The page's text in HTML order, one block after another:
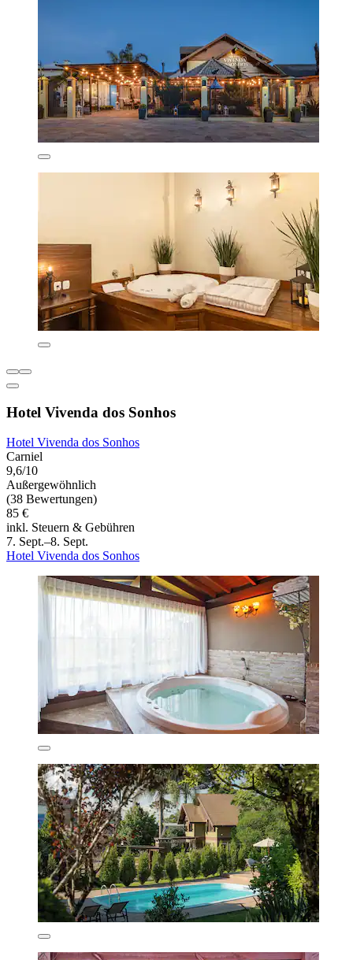
Hotel Vivenda dos Sonhos
Hotel Vivenda dos Sonhos
Carniel
9,6/10
Außergewöhnlich
(38 Bewertungen)
85 €
inkl. Steuern & Gebühren
7. Sept.–8. Sept.
Hotel Vivenda dos Sonhos